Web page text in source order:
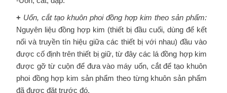
+ Uốn, cắt tạo khuôn phoi đồng hợp kim theo sản phẩm:
Nguyên liệu đồng hợp kim (thiết bị đầu cuối, dùng để kết
nối và truyền tín hiệu giữa các thiết bị với nhau) đầu vào
được cố định trên thiết bị giữ, từ đây các lá đồng hợp kim
được gỡ từ cuộn để đưa vào máy uốn, cắt để tạo khuôn
phoi đồng hợp kim sản phẩm theo từng khuôn sản phẩm
đã được đặt trước đó.